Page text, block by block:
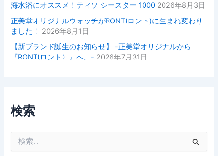
海水浴にオススメ！ティソ シースター 1000 2026年8月3日
正美堂オリジナルウォッチがRONT(ロント)に生まれ変わり
ました！
2026年8月1日
【新ブランド誕生のお知らせ】 -正美堂オリジナルから
『RONT(ロント〉』へ。- 2026年7月31日
検索